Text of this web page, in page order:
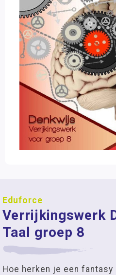
Eduforce
Verrijkingswerk
Taal groep 8
Hoe herken je een